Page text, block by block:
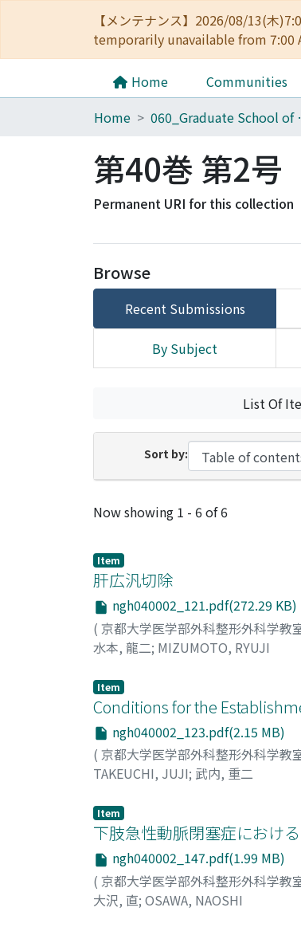
【メンテナンス】2026/08/13(木
temporarily unavailable from 7:00
Home Communities
Home
第40巻 第2号
Permanent URI for this collection
Browse
Recent Submissions
By Subject
List Of
Sort by:
Recent Submissions
Now showing 1 - 6 of 6
Item
肝広汎切除
ngh040002_121.pdf(272.29 KB)
( 京都大学医学部外科整形外科学教
水本, 龍二; MIZUMOTO, RYUJI
Item
Conditions for the
ngh040002_123.pdf(2.15 MB)
( 京都大学医学部外科整形外科学教
TAKEUCHI, JUJI; 武内, 重二
Item
下肢急性動脈閉塞症におけ
ngh040002_147.pdf(1.99 MB)
( 京都大学医学部外科整形外科学教
大沢, 直; OSAWA, NAOSHI